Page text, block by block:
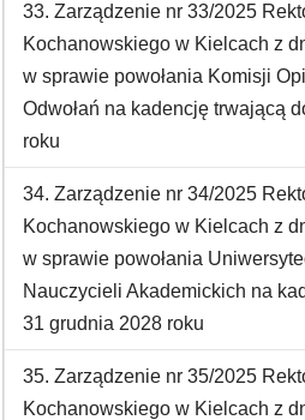
33. Zarządzenie nr 33/2025
Kochanowskiego w Kielcach z
w sprawie powołania Komisji
Odwołań na kadencję trwającą
roku
34. Zarządzenie nr 34/2025
Kochanowskiego w Kielcach z
w sprawie powołania
Nauczycieli Akademickich na
31 grudnia 2028 roku
35. Zarządzenie nr 35/2025
Kochanowskiego w Kielcach z